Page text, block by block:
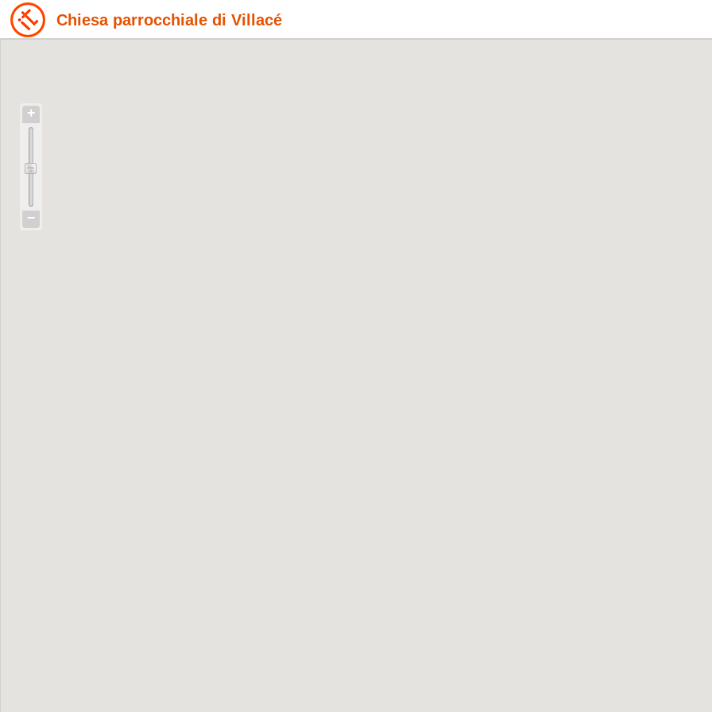
Chiesa parrocchiale di Villacé
+
−